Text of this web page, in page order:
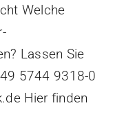
Welche
Lassen Sie
5744 9318-0
Hier finden